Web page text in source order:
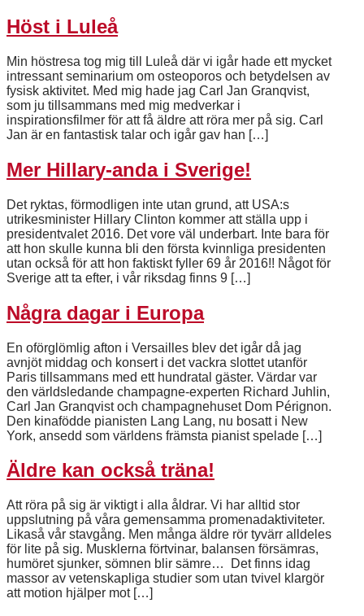
Höst i Luleå
Min höstresa tog mig till Luleå där vi igår hade ett mycket
intressant seminarium om osteoporos och betydelsen av
fysisk aktivitet. Med mig hade jag Carl Jan Granqvist,
som ju tillsammans med mig medverkar i
inspirationsfilmer för att få äldre att röra mer på sig. Carl
Jan är en fantastisk talar och igår gav han […]
Mer Hillary-anda i Sverige!
Det ryktas, förmodligen inte utan grund, att USA:s
utrikesminister Hillary Clinton kommer att ställa upp i
presidentvalet 2016. Det vore väl underbart. Inte bara för
att hon skulle kunna bli den första kvinnliga presidenten
utan också för att hon faktiskt fyller 69 år 2016!! Något för
Sverige att ta efter, i vår riksdag finns 9 […]
Några dagar i Europa
En oförglömlig afton i Versailles blev det igår då jag
avnjöt middag och konsert i det vackra slottet utanför
Paris tillsammans med ett hundratal gäster. Värdar var
den världsledande champagne-experten Richard Juhlin,
Carl Jan Granqvist och champagnehuset Dom Pérignon.
Den kinafödde pianisten Lang Lang, nu bosatt i New
York, ansedd som världens främsta pianist spelade […]
Äldre kan också träna!
Att röra på sig är viktigt i alla åldrar. Vi har alltid stor
uppslutning på våra gemensamma promenadaktiviteter.
Likaså vår stavgång. Men många äldre rör tyvärr alldeles
för lite på sig. Musklerna förtvinar, balansen försämras,
humöret sjunker, sömnen blir sämre… Det finns idag
massor av vetenskapliga studier som utan tvivel klargör
att motion hjälper mot […]